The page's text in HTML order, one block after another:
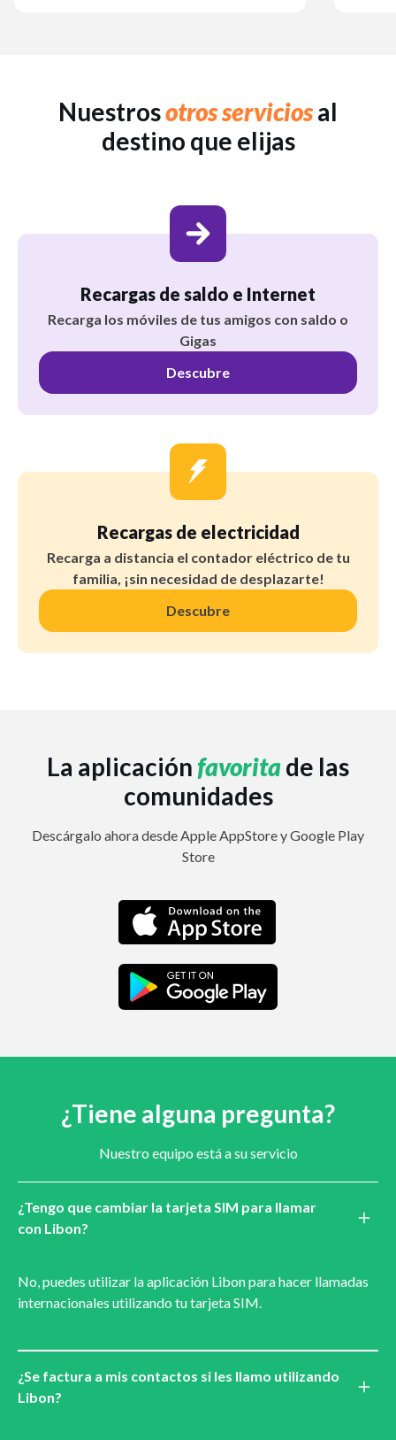
Nuestrosotros serviciosal
destino que elijas
Recargas de saldo e Internet
Recarga los móviles de tus amigos con saldo o
Gigas
Descubre
Recargas de electricidad
Recarga a distancia el contador eléctrico de tu
familia, ¡sin necesidad de desplazarte!
Descubre
La aplicaciónfavoritade las
comunidades
Descárgalo ahora desde Apple AppStore y Google Play
Store
¿Tiene alguna pregunta?
Nuestro equipo está a su servicio
¿Tengo que cambiar la tarjeta SIM para llamar
con Libon?
No, puedes utilizar la aplicación Libon para hacer llamadas
internacionales utilizando tu tarjeta SIM.
¿Se factura a mis contactos si les llamo utilizando
Libon?